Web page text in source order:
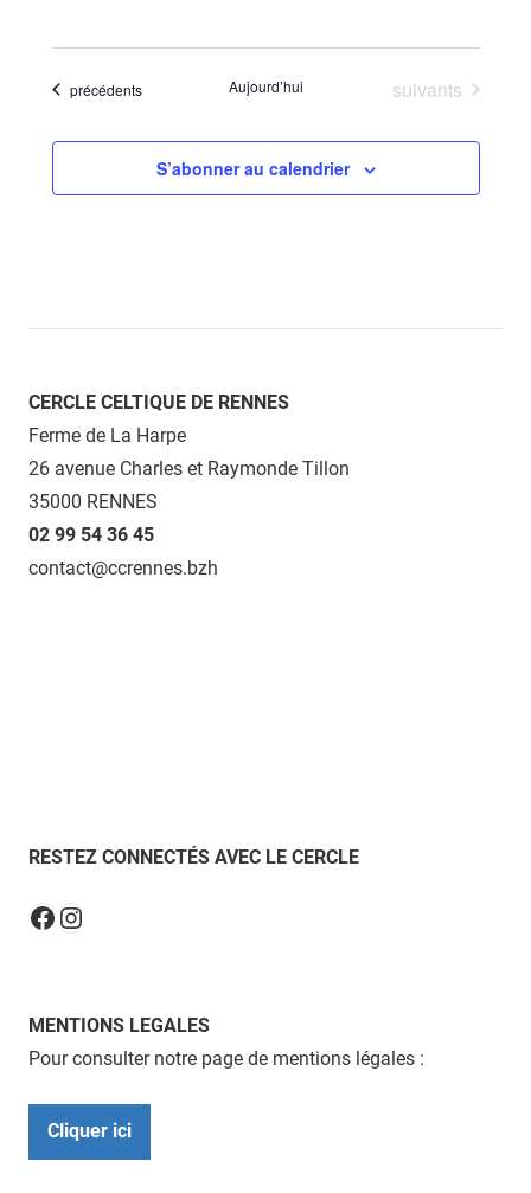
Évènements
précédents Aujourd’hui Évènements
suivants
S’abonner au calendrier
CERCLE CELTIQUE DE RENNES
Ferme de La Harpe
26 avenue Charles et Raymonde Tillon
35000 RENNES
02 99 54 36 45
contact@ccrennes.bzh
RESTEZ CONNECTÉS AVEC LE CERCLE
Facebook
Instagram
MENTIONS LEGALES
Pour consulter notre page de mentions légales :
Cliquer ici